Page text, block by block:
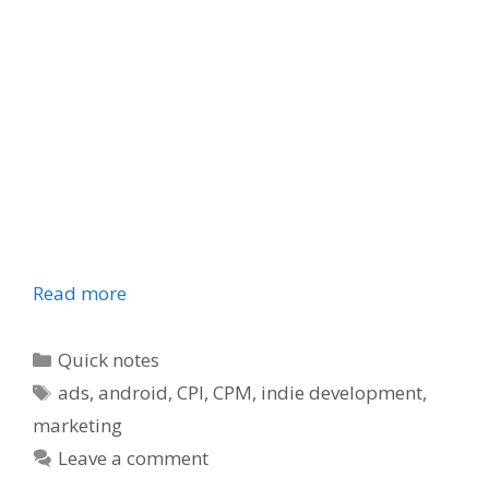
Read more
Categories
Quick notes
Tags
ads,android,CPI,CPM, indie development,
marketing
Leave a comment